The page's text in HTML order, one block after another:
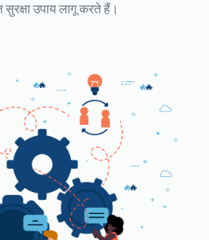
उपाय लागू करते हैं।